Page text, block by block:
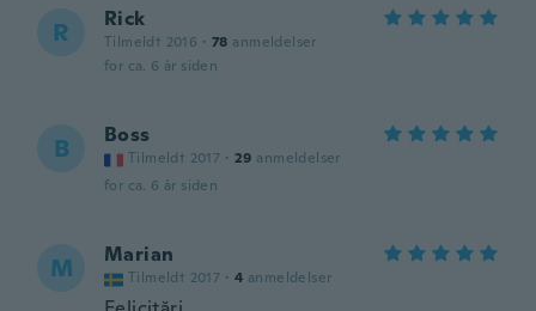
R Rick
Tilmeldt 2016 · 78 anmeldelser
for ca. 6 år siden
B Boss
Tilmeldt 2017 · 29 anmeldelser
for ca. 6 år siden
M Marian
Tilmeldt 2017 · 4 anmeldelser